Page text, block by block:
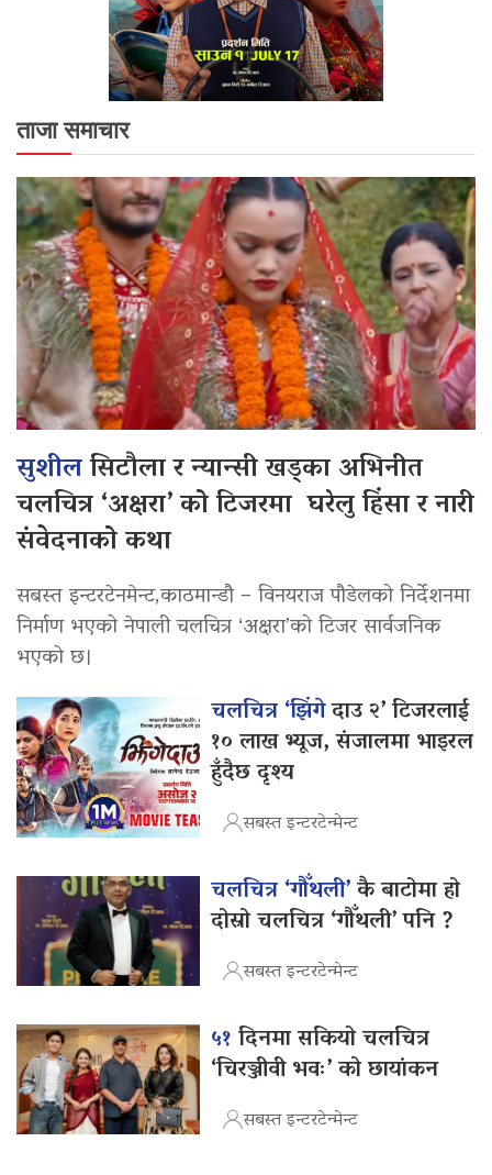
ताजा समाचार
सुशीलसिटौला र न्यान्सी खड्का अभिनीत
चलचित्र ‘अक्षरा’ को टिजरमा घरेलु हिंसा र नारी
संवेदनाको कथा
सबस्त इन्टरटेनमेन्ट,काठमान्डौ – विनयराज पौडेलको निर्देशनमा
निर्माण भएको नेपाली चलचित्र ‘अक्षरा’को टिजर सार्वजनिक
भएको छ।
चलचित्र ‘झिंगेदाउ २’ टिजरलाई
१० लाख भ्यूज, संजालमा भाइरल
हुँदैछ दृश्य
सबस्त इन्टरटेन्मेन्ट
चलचित्र ‘गौँथली’कै बाटोमा हो
दोस्रो चलचित्र ‘गौँथली’ पनि ?
सबस्त इन्टरटेन्मेन्ट
५१दिनमा सकियो चलचित्र
‘चिरञ्जीवी भवः’ को छायांकन
सबस्त इन्टरटेन्मेन्ट